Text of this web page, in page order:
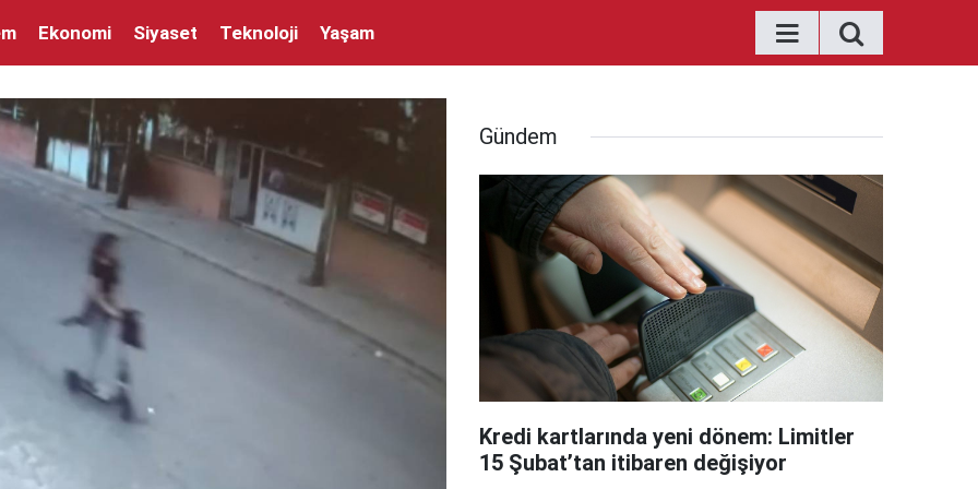
Ekonomi Siyaset Teknoloji Yaşam
Gündem
Kredi kartlarında yeni dönem: Limitler
15 Şubat’tan itibaren değişiyor